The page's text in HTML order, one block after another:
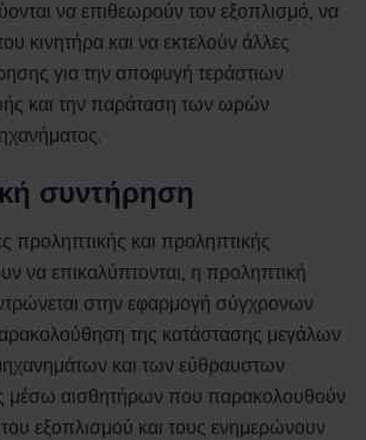
να επιθεωρούν τον εξοπλισμό, να
κινητήρα και να εκτελούν άλλες
για την αποφυγή τεράστιων
και την παράταση των ωρών
συντήρηση
προληπτικής και προληπτικής
να επικαλύπτονται, η προληπτική
στην εφαρμογή σύγχρονων
της κατάστασης μεγάλων
και των εύθραυστων
μέσω αισθητήρων που παρακολουθούν
του εξοπλισμού και τους ενημερώνουν